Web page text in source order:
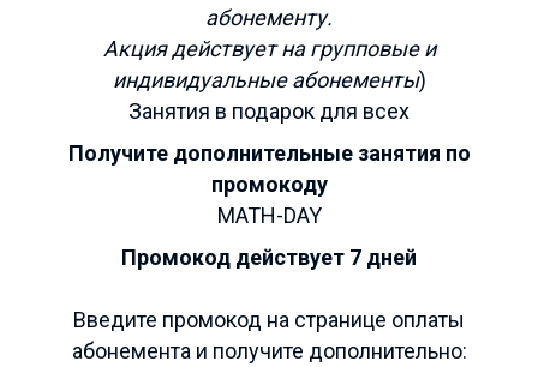
абонементу.
Акция действует на групповые и
индивидуальные абонементы)
Занятия в подарок для всех
Получите дополнительные занятия по
промокоду
MATH-DAY
Промокод действует 7 дней
Введите промокод на странице оплаты
абонемента и получите дополнительно: